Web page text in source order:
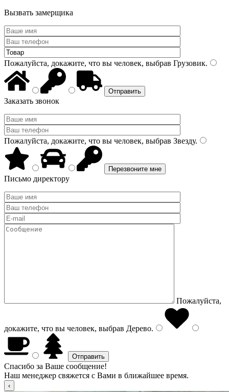
Вызвать замерщика
Пожалуйста, докажите, что вы человек, выбрав Грузовик.
Заказать звонок
Пожалуйста, докажите, что вы человек, выбрав Звезду.
Письмо директору
Пожалуйста,
докажите, что вы человек, выбрав Дерево.
Спасибо за Ваше сообщение!
Наш менеджер свяжется с Вами в ближайшее время.